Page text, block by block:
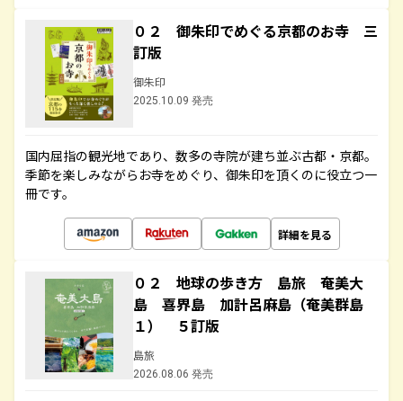
０２ 御朱印でめぐる京都のお寺 三
訂版
御朱印
2025.10.09 発売
国内屈指の観光地であり、数多の寺院が建ち並ぶ古都・京都。
季節を楽しみながらお寺をめぐり、御朱印を頂くのに役立つ一
冊です。
詳細を見る
０２ 地球の歩き方 島旅 奄美大
島 喜界島 加計呂麻島（奄美群島
１） ５訂版
島旅
2026.08.06 発売